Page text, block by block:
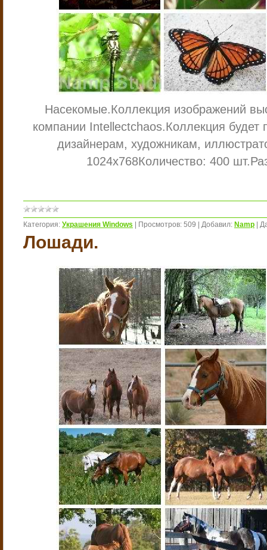
Насекомые.Коллекция изображений
компании Intellectchaos.Коллекция
дизайнерам, художникам,
1024х768Количество: 400 шт.
Категория: Украшения Windows Просмотров: 509 Добавил: Namp
Лошади.